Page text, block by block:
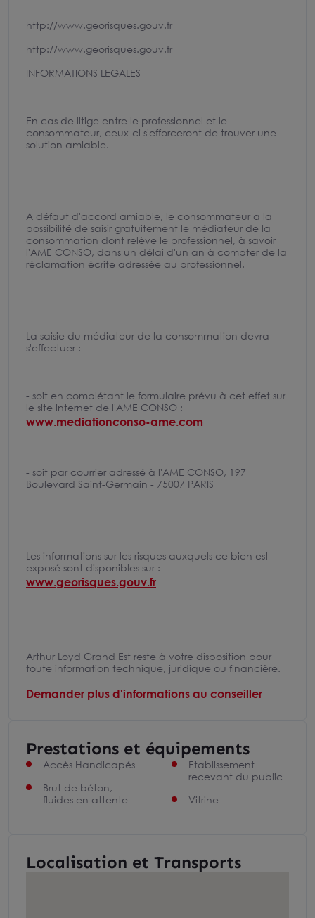
http://www.georisques.gouv.fr
http://www.georisques.gouv.fr
INFORMATIONS LEGALES
En cas de litige entre le professionnel et le
consommateur, ceux-ci s'efforceront de trouver une
solution amiable.
A défaut d'accord amiable, le consommateur a la
possibilité de saisir gratuitement le médiateur de la
consommation dont relève le professionnel, à savoir
l'AME CONSO, dans un délai d'un an à compter de la
réclamation écrite adressée au professionnel.
La saisie du médiateur de la consommation devra
s'effectuer :
- soit en complétant le formulaire prévu à cet effet sur
le site internet de l'AME CONSO :
www.mediationconso-ame.com
- soit par courrier adressé à l'AME CONSO, 197
Boulevard Saint-Germain - 75007 PARIS
Les informations sur les risques auxquels ce bien est
exposé sont disponibles sur :
www.georisques.gouv.fr
Arthur Loyd Grand Est reste à votre disposition pour
toute information technique, juridique ou financière.
Demander plus d'informations au conseiller
Prestations et équipements
Accès Handicapés
Brut de béton,
fluides en attente
Etablissement
recevant du public
Vitrine
Localisation et Transports